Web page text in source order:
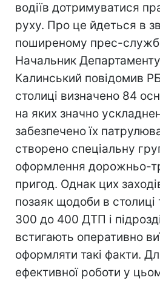
водіїв дотримуватися
руху. Про це йдеться в
поширеному прес-
Начальник
Калинський повiдомив
столиці визначено 84
на яких значно
забезпечено їх
створено спеціальну
оформлення дорожньо-
пригод. Однак цих
позаяк щодоби в столиці
300 до 400 ДТП і
встигають оперативно
оформляти такі факти.
ефективної роботи у